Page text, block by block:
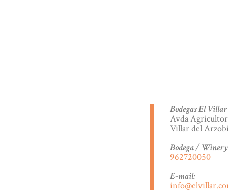
Bodegas El Villar
Avda
Villar del
Bodega /
962720050
E-mail: